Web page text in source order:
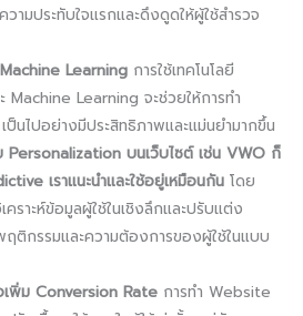
วามประทับใจแรกและดึงดูดให้ผู้ใช้สำรวจ
Machine Learning การใช้เทคโนโลยี
Learning จะช่วยให้การทำ
นไปอย่างมีประสิทธิภาพและแม่นยำมากขึ้น
Personalization บนเว็บไซต์ เช่น VWO ก็
เราแนะนำและใช้อยู่เหมือนกัน โดย
คราะห์ข้อมูลผู้ใช้ในเชิงลึกและปรับแต่ง
ติกรรมและความต้องการของผู้ใช้ในแบบ
พิ่ม Conversion Rate การทำ Website